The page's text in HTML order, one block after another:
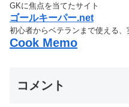
GKに焦点を当てたサイト
ゴールキーパー.net
初心者からベテランまで使える
Cook Memo
コメント